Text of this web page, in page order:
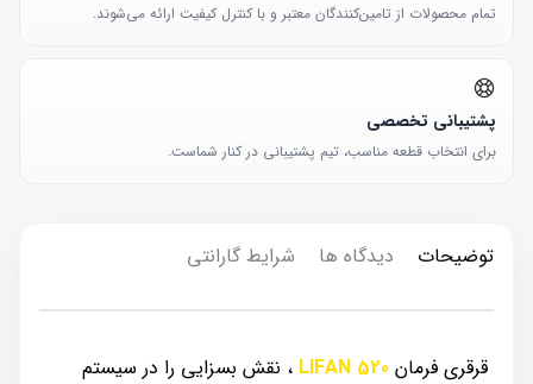
تمام محصولات از تامین‌کنندگان معتبر و با کنترل کیفیت ارائه می‌شوند.
پشتیبانی تخصصی
برای انتخاب قطعه مناسب، تیم پشتیبانی در کنار شماست.
توضیحات دیدگاه ها شرایط گارانتی
قرقری فرمان LIFAN 520 ، نقش بسزایی را در سیستم